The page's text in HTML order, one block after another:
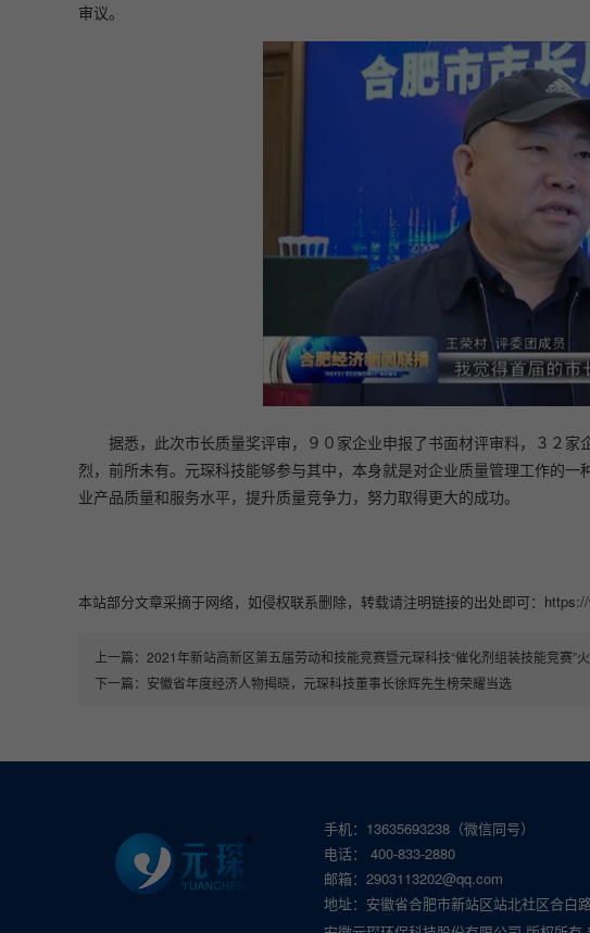
审议。
据悉，此次市长质量奖评审，９０家企业申报了书面材评审料，３２
烈，前所未有。元琛科技能够参与其中，本身就是对企业质量管理工作的
业产品质量和服务水平，提升质量竞争力，努力取得更大的成功。
本站部分文章采摘于网络，如侵权联系删除，转载请注明链接的出处即可：
上一篇： 2021年新站高新区第五届劳动和技能竞赛暨元琛科技“催化剂组装技能竞赛”
下一篇： 安徽省年度经济人物揭晓，元琛科技董事长徐辉先生榜荣耀当选
手机：13635693238（微信同号）
电话： 400-833-2880
邮箱：2903113202@qq.com
地址：安徽省合肥市新站区站北社区合白